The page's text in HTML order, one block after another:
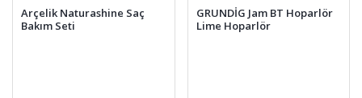
Arçelik Naturashine Saç
Bakım Seti
GRUNDİG Jam BT Hoparlör
Lime Hoparlör